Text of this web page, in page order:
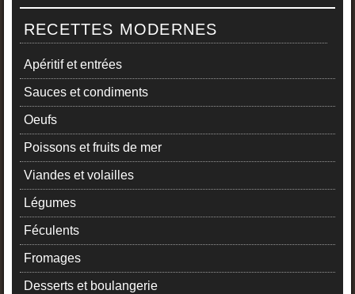
RECETTES MODERNES
Apéritif et entrées
Sauces et condiments
Oeufs
Poissons et fruits de mer
Viandes et volailles
Légumes
Féculents
Fromages
Desserts et boulangerie